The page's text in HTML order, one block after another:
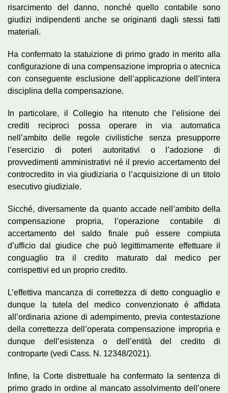
risarcimento del danno, nonché quello contabile sono
giudizi indipendenti anche se originanti dagli stessi fatti
materiali.
Ha confermato la statuizione di primo grado in merito alla
configurazione di una compensazione impropria o atecnica
con conseguente esclusione dell’applicazione dell’intera
disciplina della compensazione.
In particolare, il Collegio ha ritenuto che l’elisione dei
crediti reciproci possa operare in via automatica
nell’ambito delle regole civilistiche senza presupporre
l’esercizio di poteri autoritativi o l’adozione di
provvedimenti amministrativi né il previo accertamento del
controcredito in via giudiziaria o l’acquisizione di un titolo
esecutivo giudiziale.
Sicché, diversamente da quanto accade nell’ambito della
compensazione propria, l’operazione contabile di
accertamento del saldo finale può essere compiuta
d’ufficio dal giudice che può legittimamente effettuare il
conguaglio tra il credito maturato dal medico per
corrispettivi ed un proprio credito.
L’effettiva mancanza di correttezza di detto conguaglio e
dunque la tutela del medico convenzionato è affidata
all’ordinaria azione di adempimento, previa contestazione
della correttezza dell’operata compensazione impropria e
dunque dell’esistenza o dell’entità del credito di
controparte (vedi Cass. N. 12348/2021).
Infine, la Corte distrettuale ha confermato la sentenza di
primo grado in ordine al mancato assolvimento dell’onere